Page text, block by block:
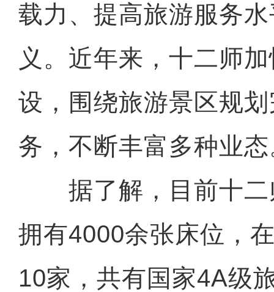
载力、提高旅游服务
义。近年来，十二师
设，围绕旅游景区规
务，不断丰富多种业
据了解，目前十二
拥有4000余张床位，
10家，共有国家4A级